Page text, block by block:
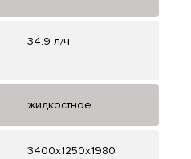
34.9 л/ч
жидкостное
3400x1250x1980